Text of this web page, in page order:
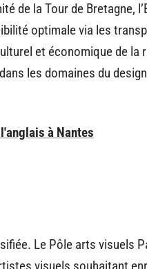
de la Tour de Bretagne,
optimale via les
et économique de la
les domaines du
à Nantes
Le Pôle arts visuels